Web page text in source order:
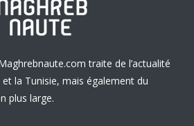
traite de l’actualité
et la Tunisie, mais également du
plus large.